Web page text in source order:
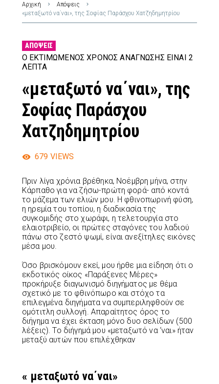
Αρχική
Απόψεις
«μεταξωτό να΄ναι», της Σοφίας Παράσχου Χατζηδημητρίου
ΑΠΌΨΕΙΣ
Ο ΕΚΤΙΜΏΜΕΝΟΣ ΧΡΌΝΟΣ ΑΝΆΓΝΩΣΗΣ ΕΊΝΑΙ 2
ΛΕΠΤΆ
«μεταξωτό να΄ναι», της
Σοφίας Παράσχου
Χατζηδημητρίου
679 VIEWS
Πριν λίγα χρόνια βρέθηκα, Νοέμβρη μήνα, στην
Κάρπαθο για να ζήσω-πρώτη φορά- από κοντά
το μάζεμα των ελιών μου. Η φθινοπωρινή φύση,
η ηρεμία του τοπίου, η διαδικασία της
συγκομιδής στο χωράφι, η τελετουργία στο
ελαιοτριβείο, οι πρώτες σταγόνες του λαδιού
πάνω στο ζεστό ψωμί, είναι ανεξίτηλες εικόνες
μέσα μου.
Όσο βρισκόμουν εκεί, μου ήρθε μια είδηση ότι ο
εκδοτικός οίκος «Παράξενες Μέρες»
προκήρυξε διαγωνισμό διηγήματος με θέμα
σχετικό με το φθινόπωρο και στόχο τα
επιλεγμένα διηγήματα να συμπεριληφθούν σε
ομότιτλη συλλογή. Απαραίτητος όρος το
διήγημα να έχει έκταση μόνο δυο σελίδων (500
λέξεις). Το διήγημά μου «μεταξωτό να ‘ναι» ήταν
μεταξύ αυτών που επιλέχθηκαν
« μεταξωτό να΄ναι»